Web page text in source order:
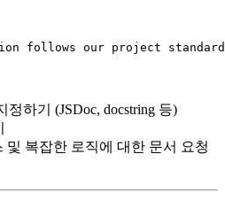
하기 (JSDoc, docstring 등)
및 복잡한 로직에 대한 문서 요청